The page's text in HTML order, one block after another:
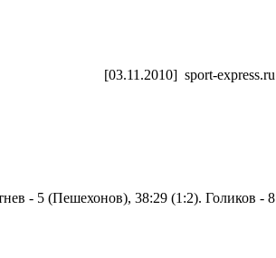
[03.11.2010] sport-express.ru
- 5 (Пешехонов), 38:29 (1:2). Голиков - 8